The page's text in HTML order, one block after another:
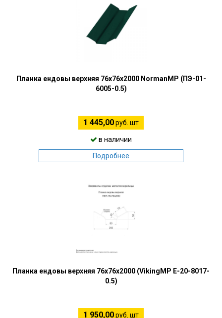
Планка ендовы верхняя 76х76х2000 NormanMP (ПЭ-01-
6005-0.5)
1 445,00руб. шт
в наличии
Подробнее
Планка ендовы верхняя 76х76х2000 (VikingMP E-20-8017-
0.5)
1 950,00руб. шт